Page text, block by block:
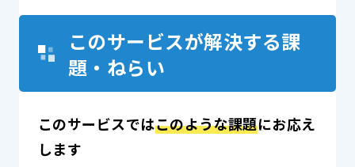
このサービスが解決する課
題・ねらい
このサービスではこのような課題にお応え
します